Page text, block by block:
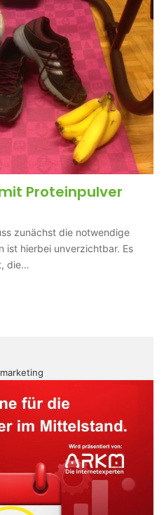
Proteinpulver
zunächst die notwendige
ist hierbei unverzichtbar. Es
die…